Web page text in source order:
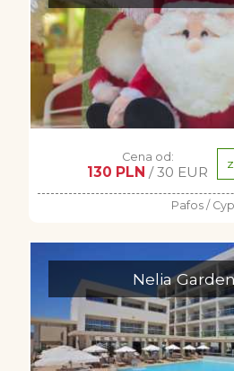
Cena od:
130 PLN / 30 EUR
Pafos /
Nelia